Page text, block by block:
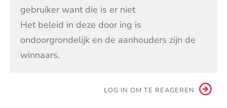
gebruiker want die is er niet
Het beleid in deze door ing is
ondoorgrondelijk en de aanhouders zijn de
winnaars.
LOG IN OM TE REAGEREN